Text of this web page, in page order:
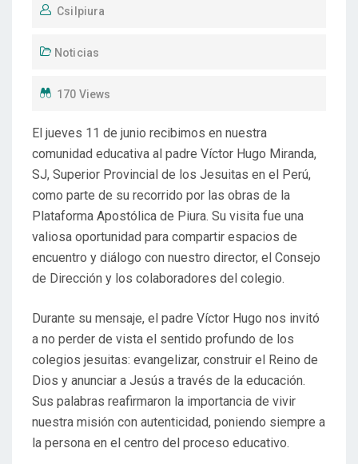
Csilpiura
Noticias
170 Views
El jueves 11 de junio recibimos en nuestra
comunidad educativa al padre Víctor Hugo Miranda,
SJ, Superior Provincial de los Jesuitas en el Perú,
como parte de su recorrido por las obras de la
Plataforma Apostólica de Piura. Su visita fue una
valiosa oportunidad para compartir espacios de
encuentro y diálogo con nuestro director, el Consejo
de Dirección y los colaboradores del colegio.
Durante su mensaje, el padre Víctor Hugo nos invitó
a no perder de vista el sentido profundo de los
colegios jesuitas: evangelizar, construir el Reino de
Dios y anunciar a Jesús a través de la educación.
Sus palabras reafirmaron la importancia de vivir
nuestra misión con autenticidad, poniendo siempre a
la persona en el centro del proceso educativo.